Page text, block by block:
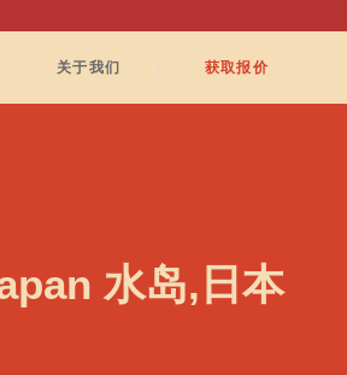
关于我们 获取报价
水岛,日本